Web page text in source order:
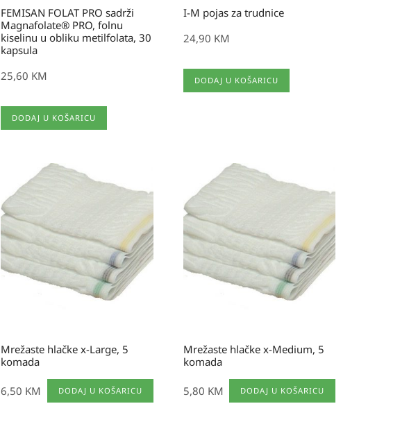
FEMISAN FOLAT PRO sadrži
Magnafolate® PRO, folnu
kiselinu u obliku metilfolata, 30
kapsula
25,60 KM
DODAJ U KOŠARICU
I-M pojas za trudnice
24,90 KM
DODAJ U KOŠARICU
Mrežaste hlačke x-Large, 5
komada
6,50 KM DODAJ U KOŠARICU
Mrežaste hlačke x-Medium, 5
komada
5,80 KM DODAJ U KOŠARICU